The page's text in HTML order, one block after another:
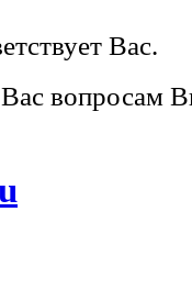
Вас.
вопросам